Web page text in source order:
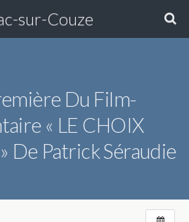
sur-Couze
Du Film-
« LE CHOIX
De Patrick Séraudie